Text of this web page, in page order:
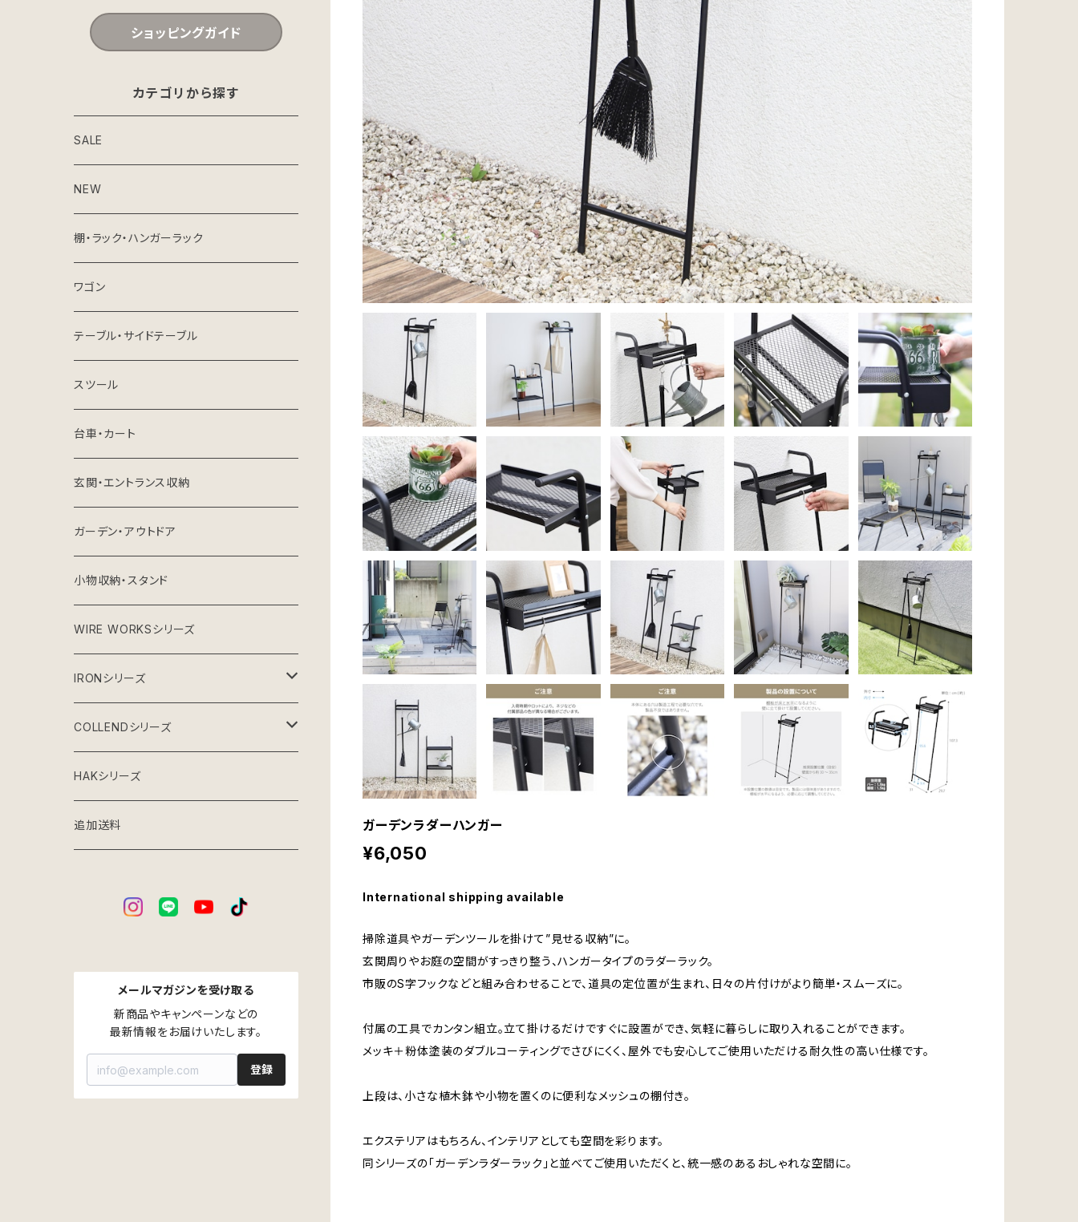
ガーデンラダーハンガー
¥6,050
International shipping available
掃除道具やガーデンツールを掛けて”見せる収納”に。
玄関周りやお庭の空間がすっきり整う、ハンガータイプのラダーラック。
市販のS字フックなどと組み合わせることで、道具の定位置が生まれ、日々の片付けがより簡単・スムーズに。
付属の工具でカンタン組立。立て掛けるだけですぐに設置ができ、気軽に暮らしに取り入れることができます。
メッキ＋粉体塗装のダブルコーティングでさびにくく、屋外でも安心してご使用いただける耐久性の高い仕様です。
上段は、小さな植木鉢や小物を置くのに便利なメッシュの棚付き。
エクステリアはもちろん、インテリアとしても空間を彩ります。
同シリーズの「ガーデンラダーラック」と並べてご使用いただくと、統一感のあるおしゃれな空間に。
ショッピングガイド
カテゴリから探す
SALE
NEW
棚・ラック・ハンガーラック
ワゴン
テーブル・サイドテーブル
スツール
台車・カート
玄関・エントランス収納
ガーデン・アウトドア
小物収納・スタンド
WIRE WORKSシリーズ
IRONシリーズ
ガーデンシリーズ
グレーインテリア
アイアン×ウッドインテリア
COLLENDシリーズ
収納雑貨
家庭用台車
HAKシリーズ
追加送料
メールマガジンを受け取る
新商品やキャンペーンなどの
最新情報をお届けいたします。
登録